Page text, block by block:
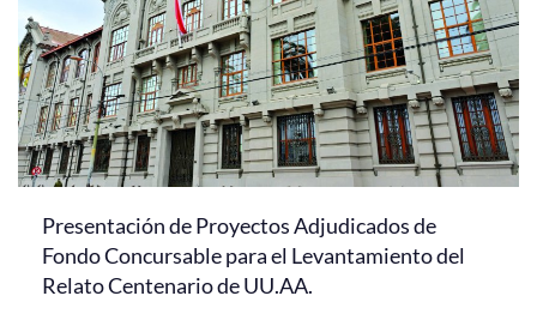
Presentación de Proyectos Adjudicados de
Fondo Concursable para el Levantamiento del
Relato Centenario de UU.AA.